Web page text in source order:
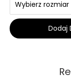
Dodaj